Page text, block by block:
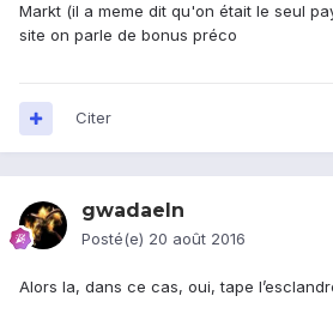
Markt (il a meme dit qu'on était le seul
site on parle de bonus préco
Citer
gwadaeln
Posté(e) 20 août 2016
Alors la, dans ce cas, oui, tape